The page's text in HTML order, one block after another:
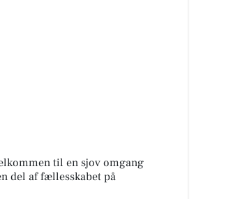
til en sjov omgang
del af fællesskabet på